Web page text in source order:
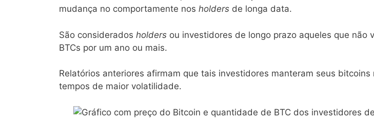
mudança no comportamente nos holdersde longa data.
São considerados holders ou investidores de longo prazo aqueles que não
BTCs por um ano ou mais.
Relatórios anteriores afirmam que tais investidores manteram seus bitcoins
tempos de maior volatilidade.